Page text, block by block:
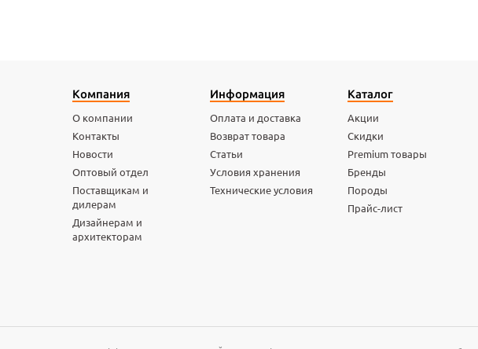
Компания
О компании
Контакты
Новости
Оптовый отдел
Поставщикам и
дилерам
Дизайнерам и
архитекторам
Информация
Оплата и доставка
Возврат товара
Статьи
Условия хранения
Технические условия
Каталог
Акции
Скидки
Premium товары
Бренды
Породы
Прайс-лист